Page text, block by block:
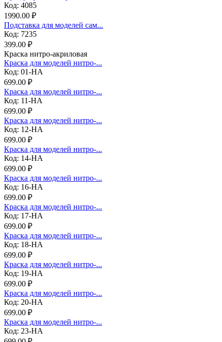
Код: 4085
1990.00 ₽
Подставка для моделей сам...
Код: 7235
399.00 ₽
Краска нитро-акриловая
Краска для моделей нитро-...
Код: 01-НА
699.00 ₽
Краска для моделей нитро-...
Код: 11-НА
699.00 ₽
Краска для моделей нитро-...
Код: 12-НА
699.00 ₽
Краска для моделей нитро-...
Код: 14-НА
699.00 ₽
Краска для моделей нитро-...
Код: 16-НА
699.00 ₽
Краска для моделей нитро-...
Код: 17-НА
699.00 ₽
Краска для моделей нитро-...
Код: 18-НА
699.00 ₽
Краска для моделей нитро-...
Код: 19-НА
699.00 ₽
Краска для моделей нитро-...
Код: 20-НА
699.00 ₽
Краска для моделей нитро-...
Код: 23-НА